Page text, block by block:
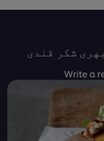
شکر قندی
Write